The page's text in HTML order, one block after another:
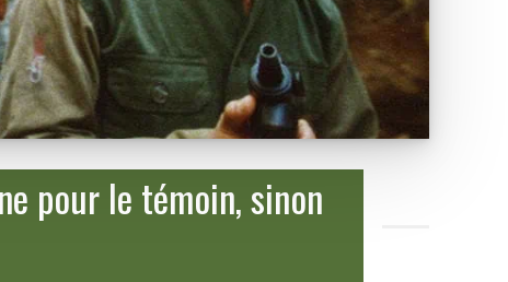
pour le témoin, sinon